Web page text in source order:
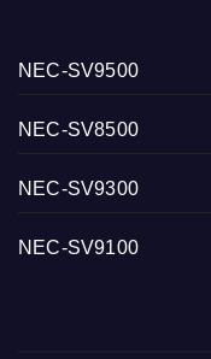
NEC-SV9500
NEC-SV8500
NEC-SV9300
NEC-SV9100